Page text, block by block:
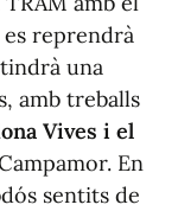
es reprendrà
una
amb treballs
Vives i el
En
sentits de